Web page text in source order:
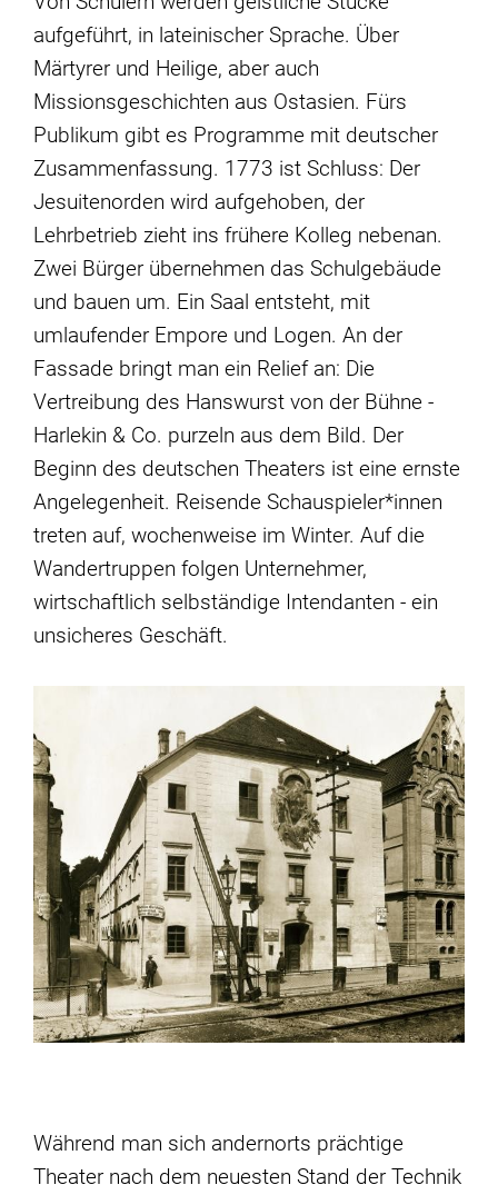
aufgeführt, in lateinischer Sprache. Über
Märtyrer und Heilige, aber auch
Missionsgeschichten aus Ostasien. Fürs
Publikum gibt es Programme mit deutscher
Zusammenfassung. 1773 ist Schluss: Der
Jesuitenorden wird aufgehoben, der
Lehrbetrieb zieht ins frühere Kolleg nebenan.
Zwei Bürger übernehmen das Schulgebäude
und bauen um. Ein Saal entsteht, mit
umlaufender Empore und Logen. An der
Fassade bringt man ein Relief an: Die
Vertreibung des Hanswurst von der Bühne -
Harlekin & Co. purzeln aus dem Bild. Der
Beginn des deutschen Theaters ist eine ernste
Angelegenheit. Reisende Schauspieler*innen
treten auf, wochenweise im Winter. Auf die
Wandertruppen folgen Unternehmer,
wirtschaftlich selbständige Intendanten - ein
unsicheres Geschäft.
Während man sich andernorts prächtige
Theater nach dem neuesten Stand der Technik